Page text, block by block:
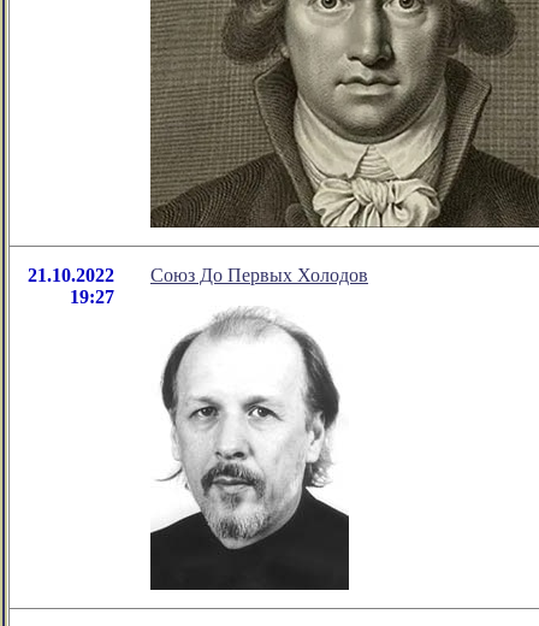
21.10.2022
19:27
Союз До Первых Холодов